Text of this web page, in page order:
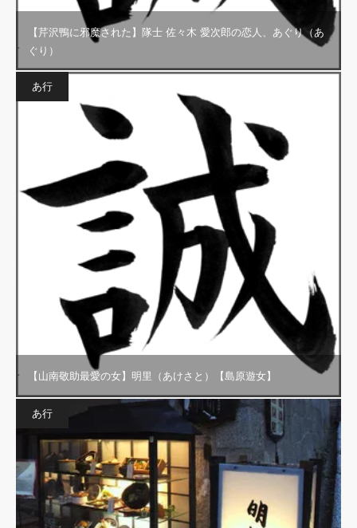
【芹沢鴨に邪魔された】隊士 佐々木 愛次郎の恋人、あぐり（あ
ぐり）
あ行
【山南敬助最愛の女】明里（あけさと）【島原遊女】
あ行